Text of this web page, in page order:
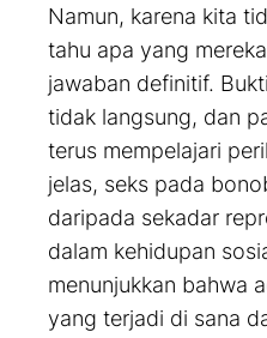
Namun, karena kita
tahu apa yang
jawaban definitif.
tidak langsung, dan
terus mempelajari
jelas, seks pada
daripada sekadar
dalam kehidupan
menunjukkan bahwa
yang terjadi di sana